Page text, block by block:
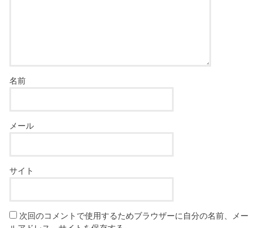
名前
メール
サイト
次回のコメントで使用するためブラウザーに自分の名前、メー